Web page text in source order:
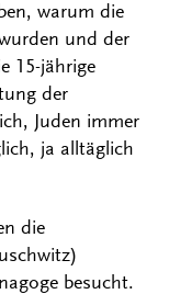
warum die
und der
15-jährige
der
Juden immer
ja alltäglich
die
besucht.